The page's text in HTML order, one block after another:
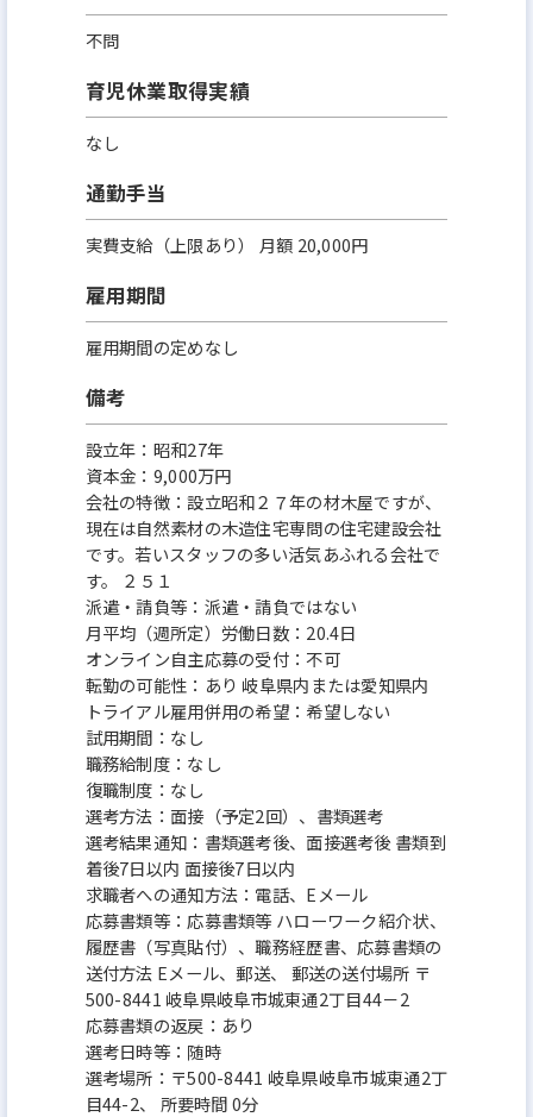
不問
育児休業取得実績
なし
通勤手当
実費支給（上限あり） 月額 20,000円
雇用期間
雇用期間の定めなし
備考
設立年：昭和27年
資本金：9,000万円
会社の特徴：設立昭和２７年の材木屋ですが、
現在は自然素材の木造住宅専問の住宅建設会社
です。若いスタッフの多い活気あふれる会社で
す。 ２５１
派遣・請負等：派遣・請負ではない
月平均（週所定）労働日数：20.4日
オンライン自主応募の受付：不可
転勤の可能性：あり 岐阜県内または愛知県内
トライアル雇用併用の希望：希望しない
試用期間：なし
職務給制度：なし
復職制度：なし
選考方法：面接（予定2回）、書類選考
選考結果通知：書類選考後、面接選考後 書類到
着後7日以内 面接後7日以内
求職者への通知方法：電話、Eメール
応募書類等：応募書類等 ハローワーク紹介状、
履歴書（写真貼付）、職務経歴書、応募書類の
送付方法 Eメール、郵送、 郵送の送付場所 〒
500-8441 岐阜県岐阜市城東通2丁目44－2
応募書類の返戻：あり
選考日時等：随時
選考場所：〒500-8441 岐阜県岐阜市城東通2丁
目44-2、 所要時間 0分